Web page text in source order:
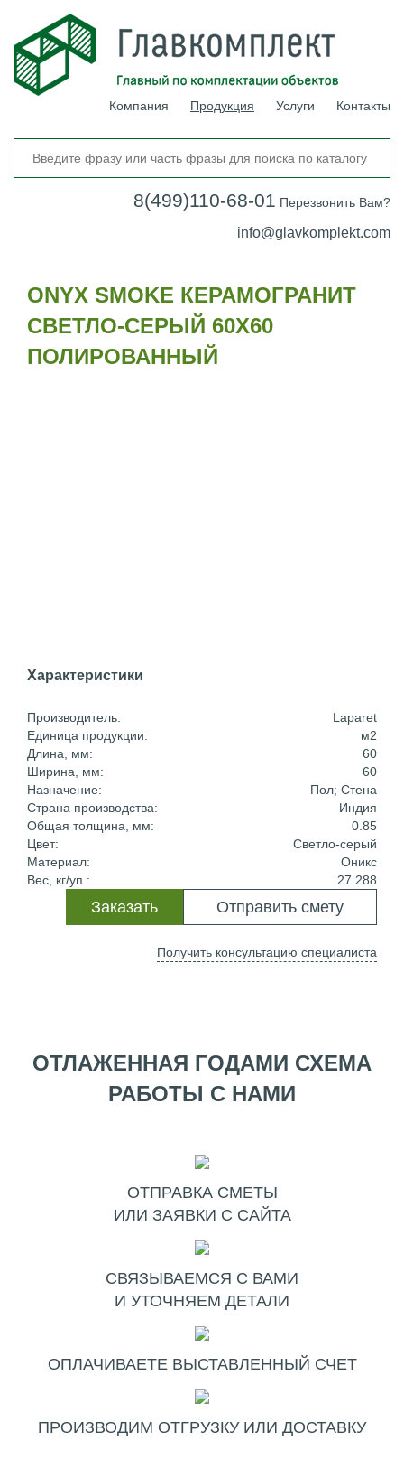
Компания Продукция Услуги Контакты
8(499)110-68-01 Перезвонить Вам?
info@glavkomplekt.com
ONYX SMOKE КЕРАМОГРАНИТ
СВЕТЛО-СЕРЫЙ 60X60
ПОЛИРОВАННЫЙ
Характеристики
Производитель:
Laparet
Единица продукции:
м2
Длина, мм:
60
Ширина, мм:
60
Назначение:
Пол; Стена
Страна производства:
Индия
Общая толщина, мм:
0.85
Цвет:
Светло-серый
Материал:
Оникс
Вес, кг/уп.:
27.288
Отправить смету
Заказать
Получить консультацию специалиста
ОТЛАЖЕННАЯ ГОДАМИ СХЕМА
РАБОТЫ С НАМИ
ОТПРАВКА СМЕТЫ
ИЛИ ЗАЯВКИ С САЙТА
СВЯЗЫВАЕМСЯ С ВАМИ
И УТОЧНЯЕМ ДЕТАЛИ
ОПЛАЧИВАЕТЕ ВЫСТАВЛЕННЫЙ СЧЕТ
ПРОИЗВОДИМ ОТГРУЗКУ ИЛИ ДОСТАВКУ